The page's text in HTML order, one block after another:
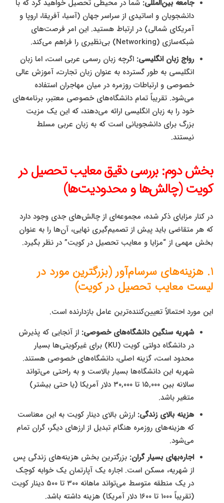
جامعه بین‌المللی: شما در محیطی تحصیل خواهید کرد که با
دانشجویان و اساتیدی از سراسر جهان (آسیا، آفریقا، اروپا و
آمریکای شمالی) در ارتباط هستید. این امر فرصت‌های
شبکه‌سازی (Networking) بی‌نظیری را فراهم می‌کند.
رواج زبان انگلیسی: اگرچه زبان رسمی عربی است، اما زبان
انگلیسی به طور گسترده به عنوان زبان تجارت، آموزش عالی
خصوصی و ارتباطات روزمره در میان مهاجران استفاده
می‌شود. تقریباً تمام دانشگاه‌های خصوصی معتبر، برنامه‌های
خود را به زبان انگلیسی ارائه می‌دهند، که این یک مزیت
بزرگ برای دانشجویانی است که به زبان عربی مسلط
نیستند.
بخش دوم: بررسی دقیق معایب تحصیل در
کویت (چالش‌ها و محدودیت‌ها)
در کنار مزایای ذکر شده، مجموعه‌ای از چالش‌های جدی وجود دارد
که هر متقاضی باید پیش از تصمیم‌گیری نهایی، آن‌ها را به عنوان
بخش مهمی از “مزایا و معایب تحصیل در کویت” در نظر بگیرد.
1. هزینه‌های سرسام‌آور (بزرگترین مورد در
لیست معایب تحصیل در کویت)
این مورد احتمالاً تعیین‌کننده‌ترین عامل بازدارنده است.
شهریه سنگین دانشگاه‌های خصوصی: از آنجایی که پذیرش
در دانشگاه دولتی کویت (KU) برای غیرکویتی‌ها بسیار
محدود است، گزینه اصلی، دانشگاه‌های خصوصی هستند.
شهریه این دانشگاه‌ها بسیار بالاست و به راحتی می‌تواند
سالانه بین ۱۵,۰۰۰ تا ۳۰,۰۰۰ دلار آمریکا (یا حتی بیشتر)
متغیر باشد.
هزینه بالای زندگی: ارزش بالای دینار کویت به این معناست
که هزینه‌های روزمره هنگام تبدیل از ارزهای دیگر، گران تمام
می‌شود.
اجاره‌بهای بسیار گران: بزرگترین بخش هزینه‌های زندگی پس
از شهریه، مسکن است. اجاره یک آپارتمان یک خوابه کوچک
در یک منطقه متوسط می‌تواند ماهانه ۳۰۰ تا ۵۰۰ دینار کویت
(تقریباً ۱۰۰۰ تا ۱۶۰۰ دلار آمریکا) هزینه داشته باشد.